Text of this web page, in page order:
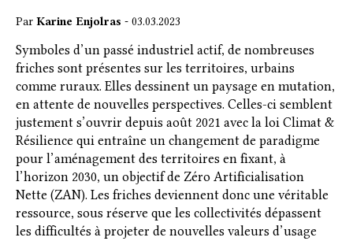
Par Karine Enjolras - 03.03.2023
Symboles d’un passé industriel actif, de nombreuses
friches sont présentes sur les territoires, urbains
comme ruraux. Elles dessinent un paysage en mutation,
en attente de nouvelles perspectives. Celles-ci semblent
justement s’ouvrir depuis août 2021 avec la loi Climat &
Résilience qui entraîne un changement de paradigme
pour l’aménagement des territoires en fixant, à
l’horizon 2030, un objectif de Zéro Artificialisation
Nette (ZAN). Les friches deviennent donc une véritable
ressource, sous réserve que les collectivités dépassent
les difficultés à projeter de nouvelles valeurs d’usage